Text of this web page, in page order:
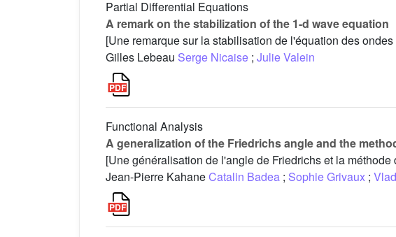
Partial Differential Equations
A remark on the stabilization of the 1-d wave equation
[Une remarque sur la stabilisation de l'équation des ondes
Gilles Lebeau Serge Nicaise ; Julie Valein
Functional Analysis
A generalization of the Friedrichs angle and the
[Une généralisation de l'angle de Friedrichs et la
Jean-Pierre KahaneCatalin Badea ; Sophie Grivaux ;